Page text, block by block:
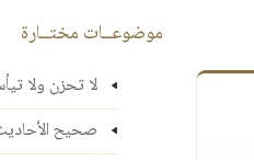
موضوعــات مختــارة
لا تحزن ولا
صحيح